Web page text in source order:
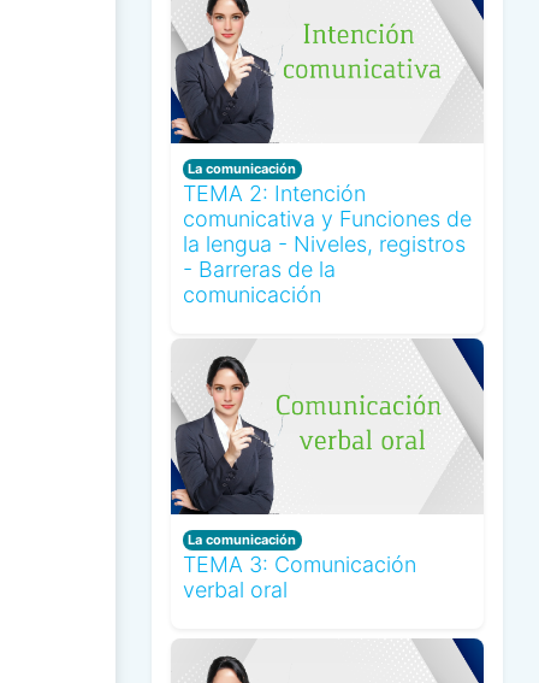
La comunicación
TEMA 2: Intención
comunicativa y Funciones de
la lengua - Niveles, registros
- Barreras de la
comunicación
La comunicación
TEMA 3: Comunicación
verbal oral